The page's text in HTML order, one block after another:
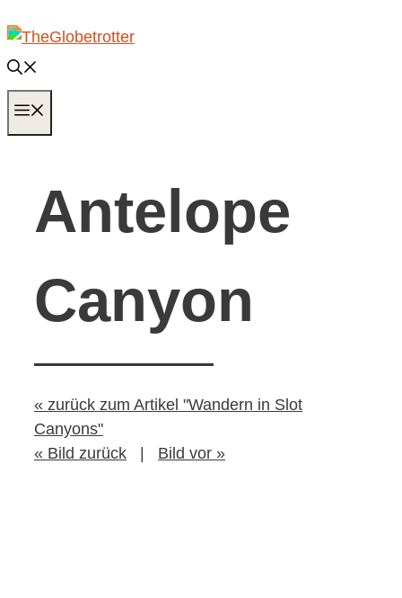
Inhalt
springen
Antelope
Canyon
« zurück zum Artikel "Wandern in Slot
Canyons"
« Bild zurück
| Bild vor »